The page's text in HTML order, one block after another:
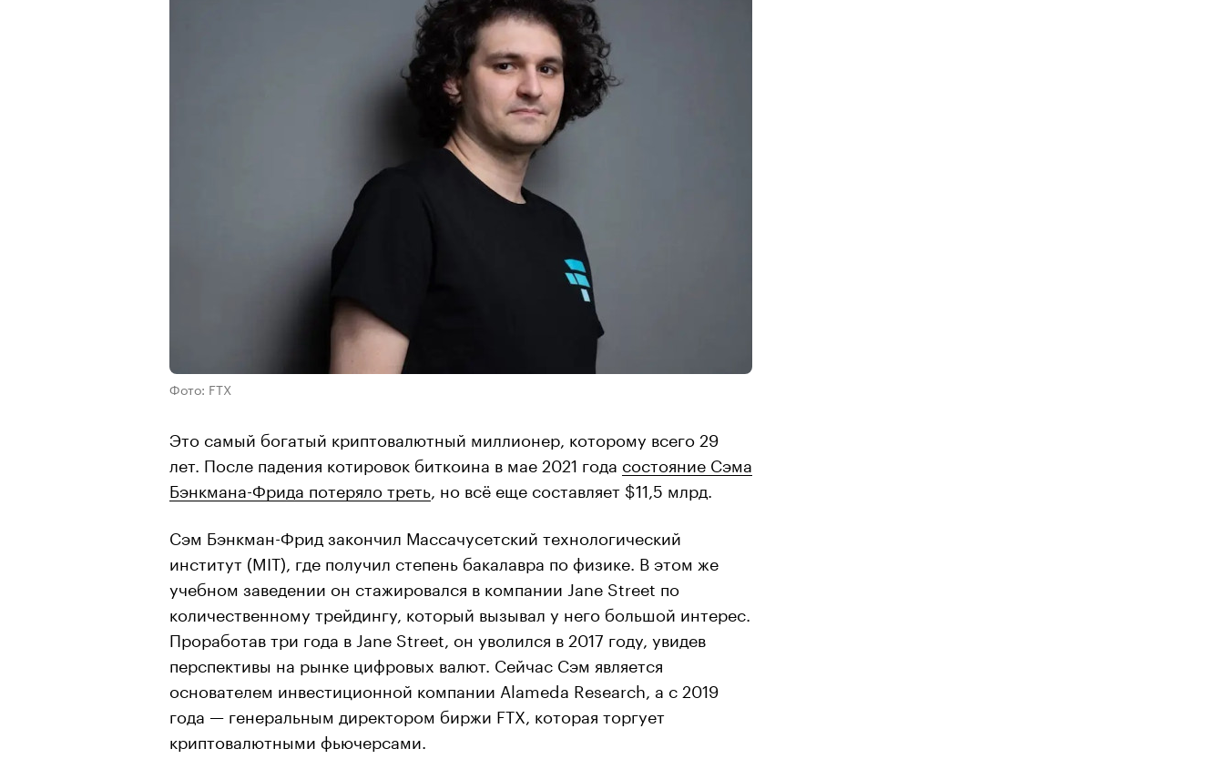
Фото: FTX
Это самый богатый криптовалютный миллионер, которому всего 29
лет. После падения котировок биткоина в мае 2021 года состояние Сэма
Бэнкмана-Фрида потеряло треть , но всё еще составляет $11,5 млрд.
Сэм Бэнкман-Фрид закончил Массачусетский технологический
институт (MIT), где получил степень бакалавра по физике. В этом же
учебном заведении он стажировался в компании Jane Street по
количественному трейдингу, который вызывал у него большой интерес.
Проработав три года в Jane Street, он уволился в 2017 году, увидев
перспективы на рынке цифровых валют. Сейчас Сэм является
основателем инвестиционной компании Alameda Research, а с 2019
года — генеральным директором биржи FTX, которая торгует
криптовалютными фьючерсами.